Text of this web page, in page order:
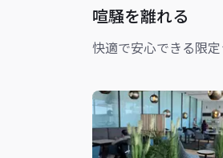
喧騒を離れる
快適で安心できる限定